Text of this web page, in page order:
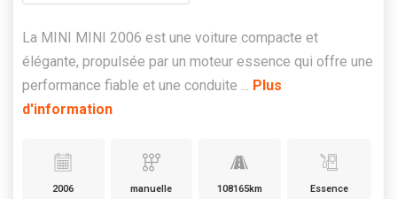
La MINI MINI 2006 est une voiture compacte et
élégante, propulsée par un moteur essence qui offre une
performance fiable et une conduite ... Plus
d'information
2006 manuelle 108165km Essence